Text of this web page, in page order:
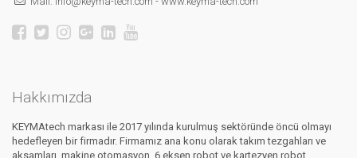
Hakkımızda
KEYMAtech markası ile 2017 yılında kurulmuş sektöründe öncü olmayı
hedefleyen bir firmadır. Firmamız ana konu olarak takım tezgahları ve
aksamları, makine otomasyon, 6 eksen robot ve kartezyen robot